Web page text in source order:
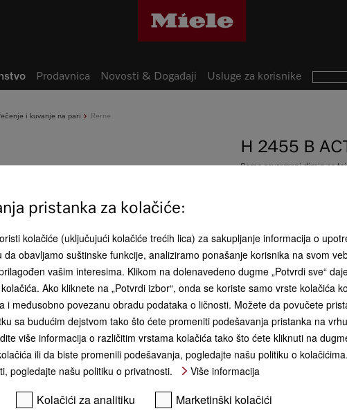
i kuvanje na pari Rerne
H 2455 B
Rerna savremeni dizajn sa
RSD
** cena sa PDV-om, bez
Prodavnica Novosti & Događaji Usluge za korisnike
pristanka za kolačiće:
kolačiće (uključujući kolačiće trećih lica) za sakupljanje informacija o
da obavljamo suštinske funkcije, analiziramo ponašanje korisnika na svom
vašim interesima. Klikom na dolenavedeno dugme „Potvrdi sve“
Ako kliknete na „Potvrdi izbor“, onda se koriste samo vrste kolačića
i međusobno povezanu obradu podataka o ličnosti. Možete da povučete
sa budućim dejstvom tako što ćete promeniti podešavanja pristanka na
više informacija o različitim vrstama kolačića tako što ćete kliknuti na
ili da biste promenili podešavanja, pogledajte našu politiku o
pogledajte našu politiku o privatnosti.
Više informacija
Kolačići za analitiku Marketinški kolačići